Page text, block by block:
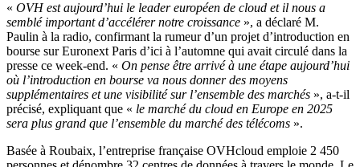
« OVH est aujourd’hui le leader européen de cloud et il nous a
semblé important d’accélérer notre croissance », a déclaré M.
Paulin à la radio, confirmant la rumeur d’un projet d’introduction en
bourse sur Euronext Paris d’ici à l’automne qui avait circulé dans la
presse ce week-end. « On pense être arrivé à une étape aujourd’hui
où l’introduction en bourse va nous donner des moyens
supplémentaires et une visibilité sur l’ensemble des marchés », a-t-il
précisé, expliquant que « le marché du cloud en Europe en 2025
sera plus grand que l’ensemble du marché des télécoms ».
Basée à Roubaix, l’entreprise française OVHcloud emploie 2 450